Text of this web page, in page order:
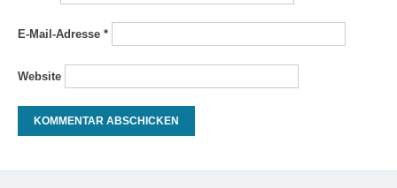
E-Mail-Adresse *
Website